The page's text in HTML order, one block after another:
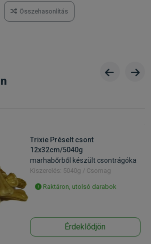
Összehasonlítás
Trixie Préselt csont
12x32cm/5040g
marhabőrből készült csontrágóka
Kiszerelés: 5040g / Csomag
Raktáron, utolsó darabok
Érdeklődjön